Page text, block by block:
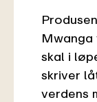
Mwanga
skal i
skriver
verdens